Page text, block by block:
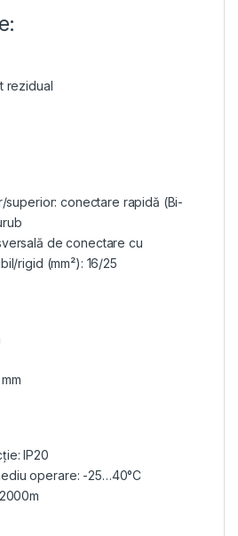
rezidual
superior: conectare rapidă (Bi-
de conectare cu
rigid (mm²): 16/25
IP20
operare: -25…40°C